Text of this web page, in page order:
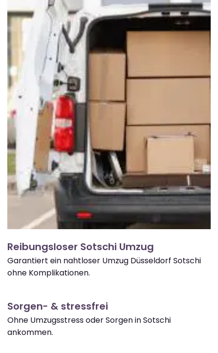
Reibungsloser Sotschi Umzug
Garantiert ein nahtloser Umzug Düsseldorf Sotschi
ohne Komplikationen.
Sorgen- & stressfrei
Ohne Umzugsstress oder Sorgen in Sotschi
ankommen.